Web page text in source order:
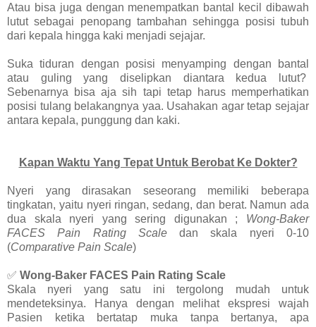
Atau bisa juga dengan menempatkan bantal kecil dibawah
lutut sebagai penopang tambahan sehingga posisi tubuh
dari kepala hingga kaki menjadi sejajar.
Suka tiduran dengan posisi menyamping dengan bantal
atau guling yang diselipkan diantara kedua lutut?
Sebenarnya bisa aja sih tapi tetap harus memperhatikan
posisi tulang belakangnya yaa. Usahakan agar tetap sejajar
antara kepala, punggung dan kaki.
Kapan Waktu Yang Tepat Untuk Berobat Ke Dokter?
Nyeri yang dirasakan seseorang memiliki beberapa
tingkatan, yaitu nyeri ringan, sedang, dan berat. Namun ada
dua skala nyeri yang sering digunakan ; Wong-Baker
FACES Pain Rating Scaledan skala nyeri 0-10
(Comparative Pain Scale)
✅ Wong-Baker FACES Pain Rating Scale
Skala nyeri yang satu ini tergolong mudah untuk
mendeteksinya. Hanya dengan melihat ekspresi wajah
Pasien ketika bertatap muka tanpa bertanya, apa